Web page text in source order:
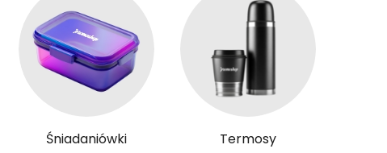
Śniadaniówki Termosy